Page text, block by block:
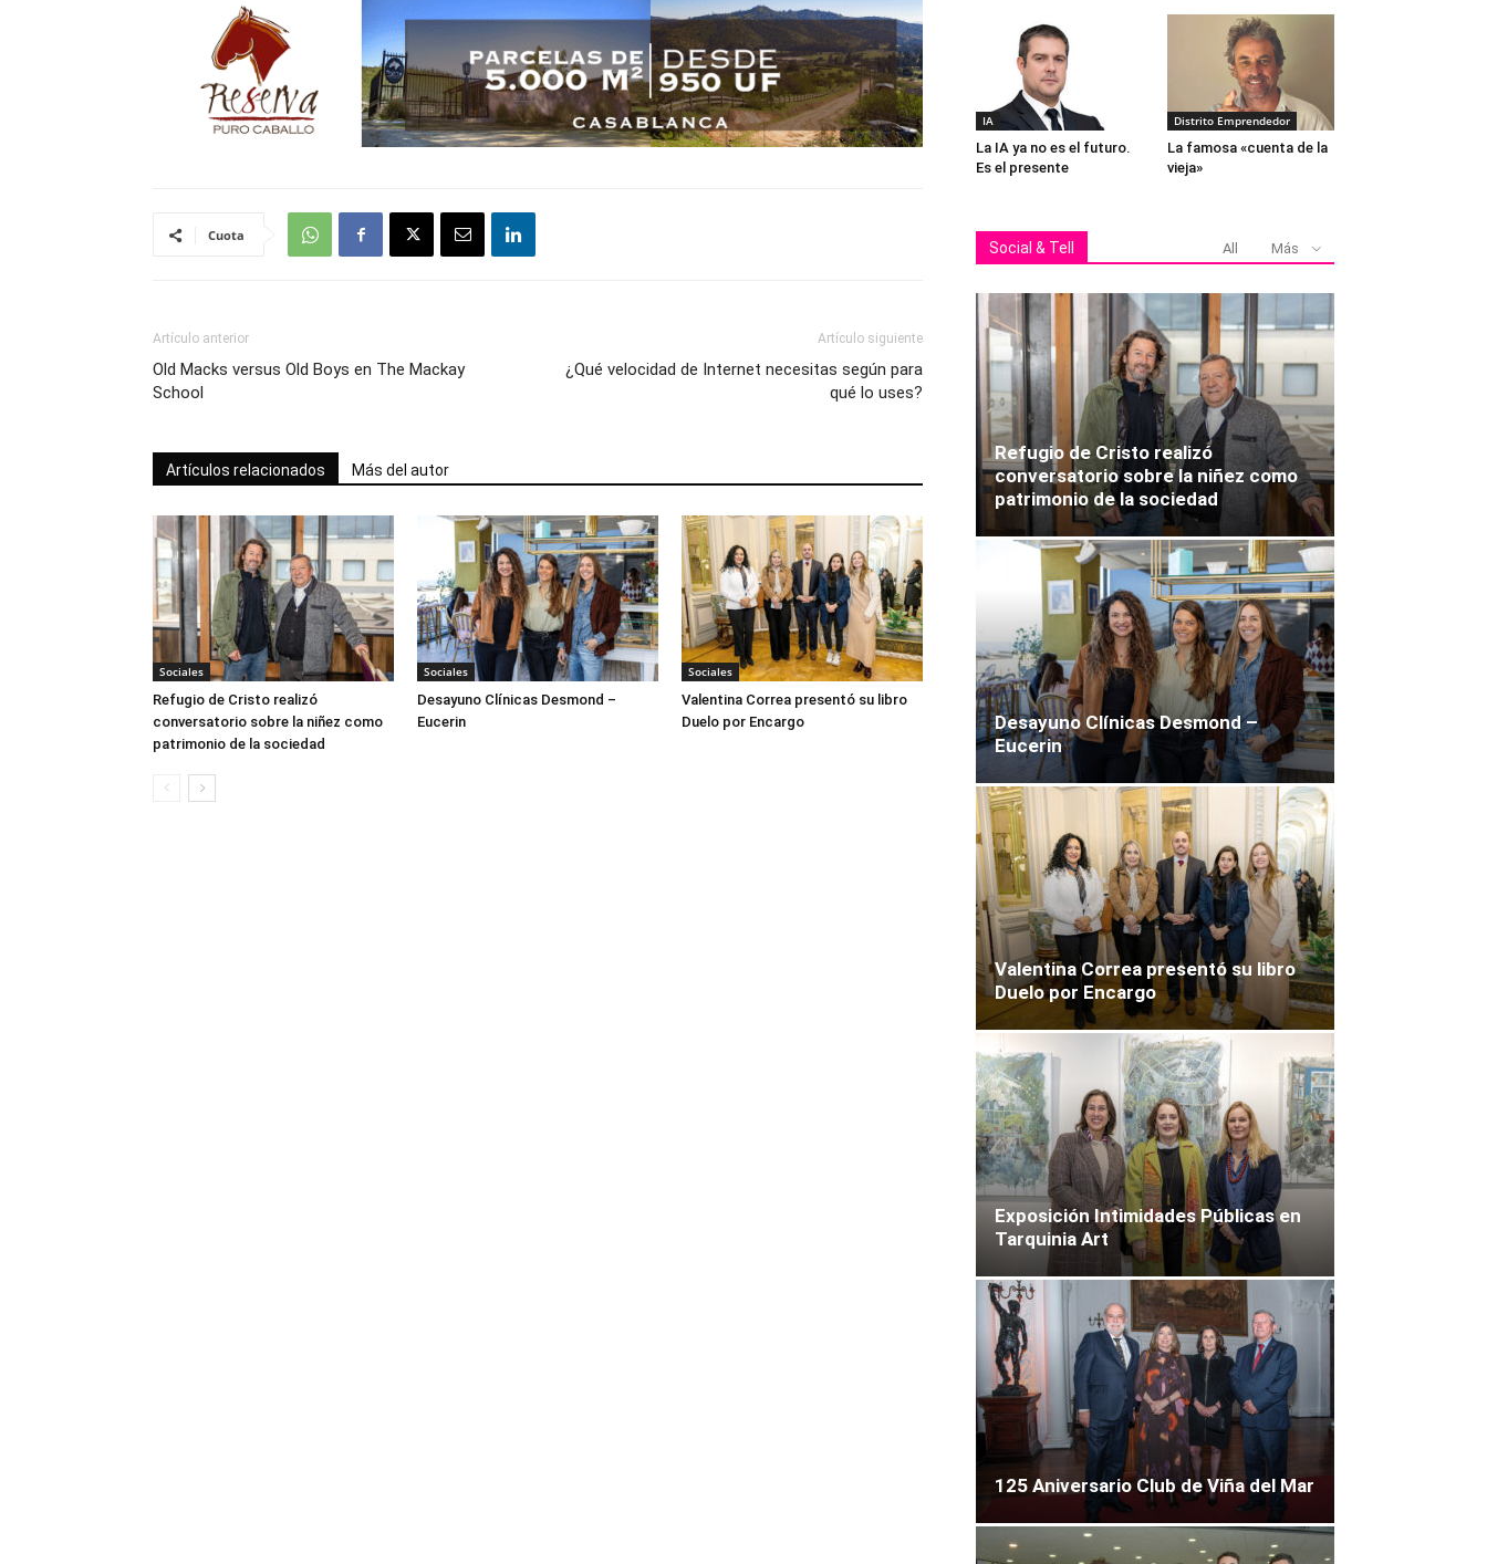
Cuota
Artículo anterior
Old Macks versus Old Boys en The Mackay
School
Artículo siguiente
¿Qué velocidad de Internet necesitas según para
qué lo uses?
Artículos relacionados Más del autor
Sociales
Refugio de Cristo realizó
conversatorio sobre la niñez como
patrimonio de la sociedad
Sociales
Desayuno Clínicas Desmond –
Eucerin
Sociales
Valentina Correa presentó su libro
Duelo por Encargo
IA
La IA ya no es el futuro.
Es el presente
Distrito Emprendedor
La famosa «cuenta de la
vieja»
Social & Tell All Más
Refugio de Cristo realizó
conversatorio sobre la niñez como
patrimonio de la sociedad
Desayuno Clínicas Desmond –
Eucerin
Valentina Correa presentó su libro
Duelo por Encargo
Exposición Intimidades Públicas en
Tarquinia Art
125 Aniversario Club de Viña del Mar